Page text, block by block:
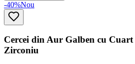
-40%Nou
Cercei din Aur Galben cu
Zirconiu